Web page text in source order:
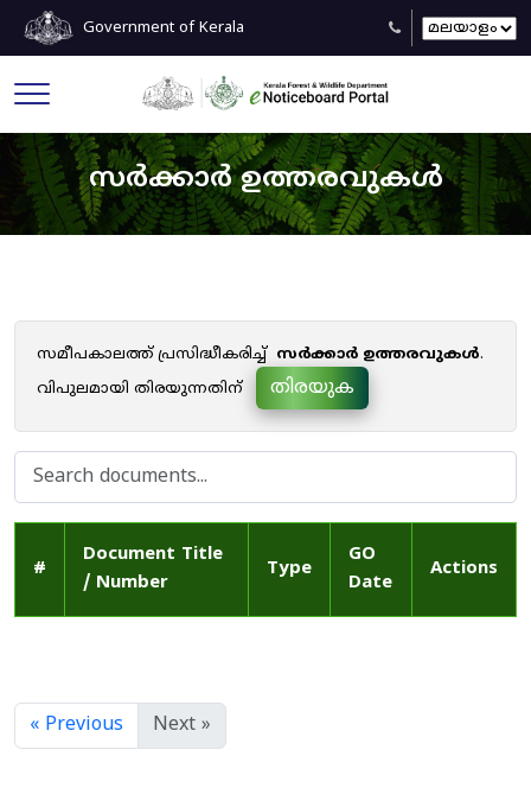
Government of Kerala
സർക്കാർ ഉത്തരവുകൾ
സമീപകാലത്ത് പ്രസിദ്ധീകരിച്ച് സർക്കാർ ഉത്തരവുകൾ.
വിപുലമായി തിരയുന്നതിന്
തിരയുക
#
Document Title
/ Number
Type
GO
Date
Actions
« Previous Next »